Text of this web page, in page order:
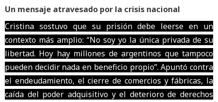
Un mensaje atravesado por la crisis nacional
Cristina sostuvo que su prisión debe leerse en un
contexto más amplio: “No soy yo la única privada de su
libertad. Hoy hay millones de argentinos que tampoco
pueden decidir nada en beneficio propio”. Apuntó contra
el endeudamiento, el cierre de comercios y fábricas, la
caída del poder adquisitivo y el deterioro de derechos